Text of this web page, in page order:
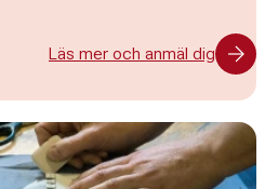
Läs mer och anmäl dig